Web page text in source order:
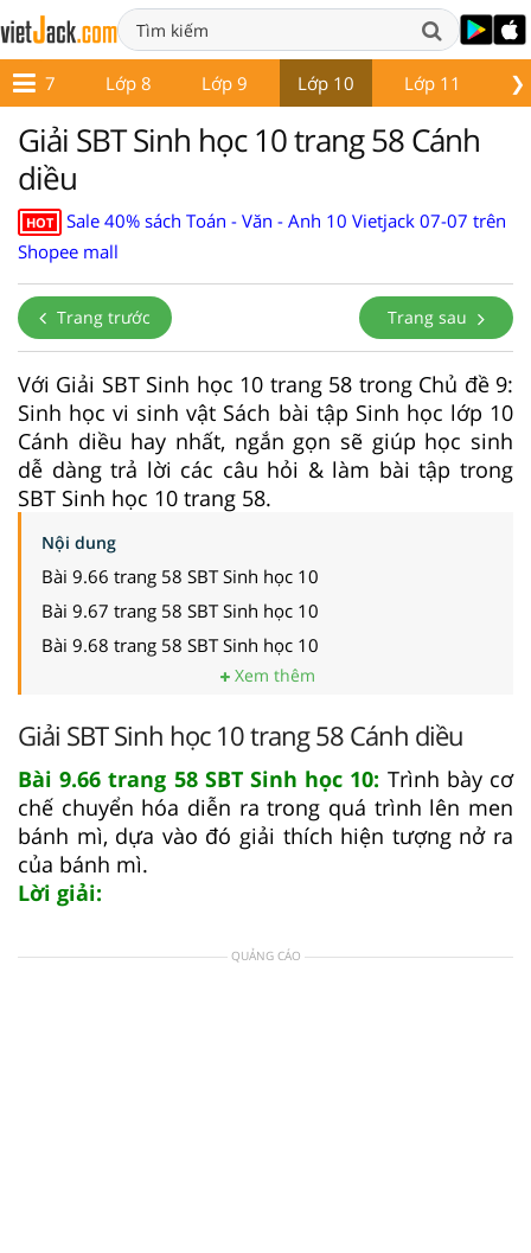
❯
Lớp 7 Lớp 8 Lớp 9 Lớp 10 Lớp 11
Giải SBT Sinh học 10 trang 58 Cánh
diều
HOT
Sale 40% sách Toán - Văn - Anh 10 Vietjack 07-07 trên
Shopee mall
Trang trước Trang sau
Với Giải SBT Sinh học 10 trang 58 trong Chủ đề 9:
Sinh học vi sinh vật Sách bài tập Sinh học lớp 10
Cánh diều hay nhất, ngắn gọn sẽ giúp học sinh
dễ dàng trả lời các câu hỏi & làm bài tập trong
SBT Sinh học 10 trang 58.
Nội dung
Bài 9.66 trang 58 SBT Sinh học 10
Bài 9.67 trang 58 SBT Sinh học 10
Bài 9.68 trang 58 SBT Sinh học 10
Xem thêm
Giải SBT Sinh học 10 trang 58 Cánh diều
Bài 9.66 trang 58 SBT Sinh học 10: Trình bày cơ
chế chuyển hóa diễn ra trong quá trình lên men
bánh mì, dựa vào đó giải thích hiện tượng nở ra
của bánh mì.
Lời giải:
QUẢNG CÁO